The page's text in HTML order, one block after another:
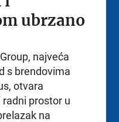
ubrzano
najveća
s brendovima
otvara
prostor u
na